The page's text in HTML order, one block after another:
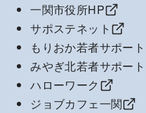
一関市役所HP
サポステネット
もりおか若者サポー
みやぎ北若者サポー
ハローワーク
ジョブカフェ一関